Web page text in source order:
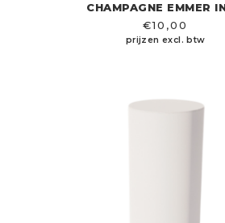
CHAMPAGNE EMMER
€10,00
prijzen excl. btw